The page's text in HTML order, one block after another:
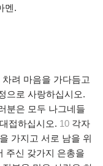
멘.
려 마음을 가다듬고
으로 사랑하십시오.
분은 모두 나그네들
접하십시오. 10 각자
가지고 서로 남을 위
주신 갖가지 은총을